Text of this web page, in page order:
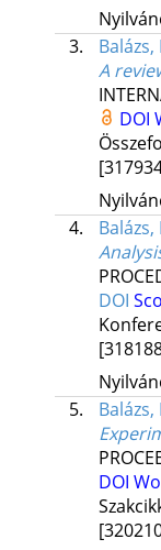
3.
A
DOI
4.
DOI
5.
DOI